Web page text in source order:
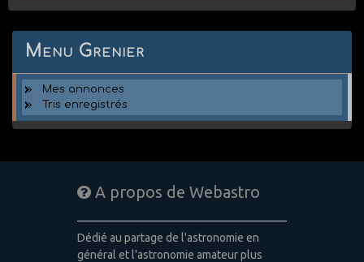
Menu Grenier
Mes annonces
Tris enregistrés
A propos de Webastro
Dédié au partage de l'astronomie en
général et l'astronomie amateur plus